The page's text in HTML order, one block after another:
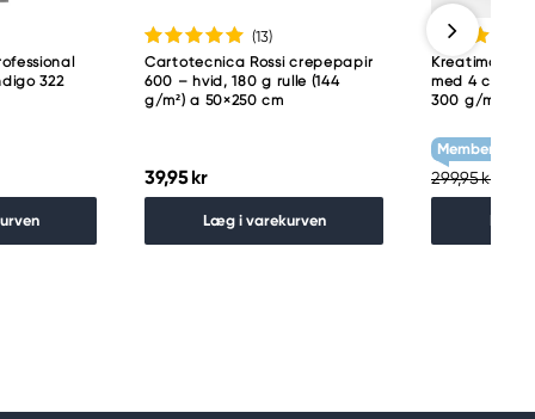
322
(13)
Cartotecnica Rossi crepepapir
600 – hvid, 180 g rulle (144
g/m²) a 50×250 cm
39,95 kr
Læg i varekurven
Kreatima
med 4 cm
300 g/m²
Member Treat
299,95 kr
Læg i